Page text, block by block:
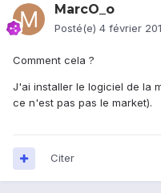
MarcO_o
Posté(e) 4 février
Comment cela ?
J'ai installer le logiciel de la
ce n'est pas pas le market).
Citer